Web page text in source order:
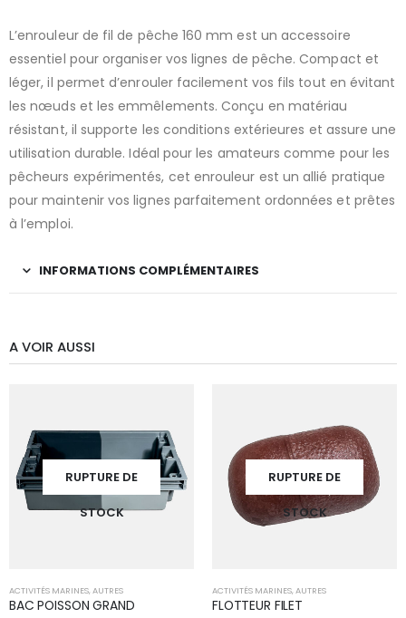
L’enrouleur de fil de pêche 160 mm est un accessoire
essentiel pour organiser vos lignes de pêche. Compact et
léger, il permet d’enrouler facilement vos fils tout en évitant
les nœuds et les emmêlements. Conçu en matériau
résistant, il supporte les conditions extérieures et assure une
utilisation durable. Idéal pour les amateurs comme pour les
pêcheurs expérimentés, cet enrouleur est un allié pratique
pour maintenir vos lignes parfaitement ordonnées et prêtes
à l’emploi.
INFORMATIONS COMPLÉMENTAIRES
A VOIR AUSSI
RUPTURE DE
STOCK
ACTIVITÉS MARINES, AUTRES
BAC POISSON GRAND
RUPTURE DE
STOCK
ACTIVITÉS MARINES, AUTRES
FLOTTEUR FILET